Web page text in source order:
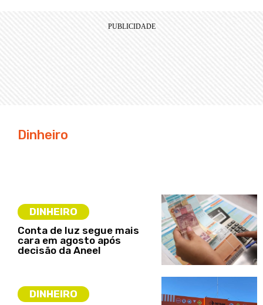
Dinheiro
DINHEIRO
Conta de luz segue mais
cara em agosto após
decisão da Aneel
DINHEIRO